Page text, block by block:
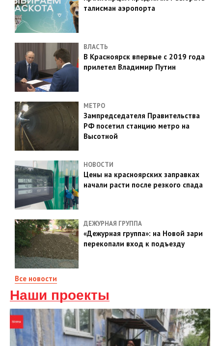
талисман аэропорта
ВЛАСТЬ
В Красноярск впервые с 2019 года
прилетел Владимир Путин
МЕТРО
Зампредседателя Правительства
РФ посетил станцию метро на
Высотной
НОВОСТИ
Цены на красноярских заправках
начали расти после резкого спада
ДЕЖУРНАЯ ГРУППА
«Дежурная группа»: на Новой зари
перекопали вход к подъезду
Все новости
Наши проекты